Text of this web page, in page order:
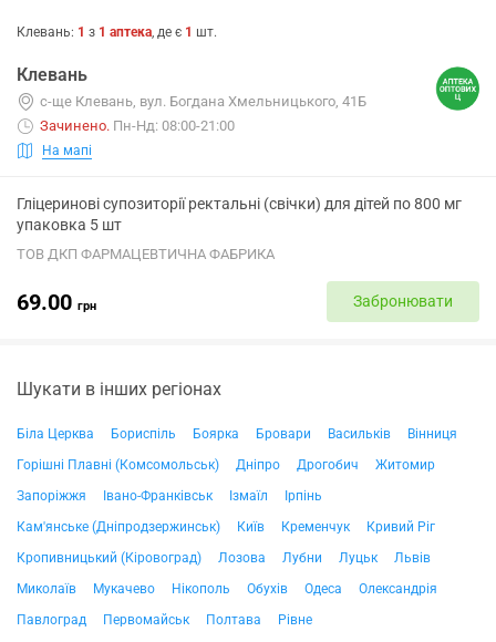
Клевань: 1 з 1 аптека, де є 1 шт.
Клевань
с-ще Клевань, вул. Богдана Хмельницького, 41Б
Зачинено. Пн-Нд: 08:00-21:00
На мапі
Гліцеринові супозиторії ректальні (свічки) для дітей по 800 мг
упаковка 5 шт
ТОВ ДКП ФАРМАЦЕВТИЧНА ФАБРИКА
69.00 грн Забронювати
Шукати в інших регіонах
Біла Церква Бориспіль Боярка Бровари Васильків
Вінниця
Горішні Плавні (Комсомольськ)
Дніпро Дрогобич
Житомир
Запоріжжя
Івано-Франківськ Ізмаїл
Ірпінь
Кам'янське (Дніпродзержинськ)
Київ Кременчук
Кривий Ріг
Кропивницький (Кіровоград)
Лозова Лубни Луцьк
Львів
Миколаїв
Мукачево Нікополь Обухів Одеса
Олександрія
Павлоград
Первомайськ Полтава
Рівне